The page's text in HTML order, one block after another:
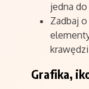
jedna
Zadbaj
Grafika,